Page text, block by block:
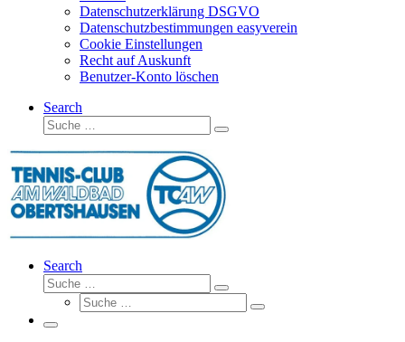
Datenschutzerklärung DSGVO
Datenschutzbestimmungen easyverein
Cookie Einstellungen
Recht auf Auskunft
Benutzer-Konto löschen
Search
Suche
Suche
Search
Suche
Suche
Suche
Suche
Menü